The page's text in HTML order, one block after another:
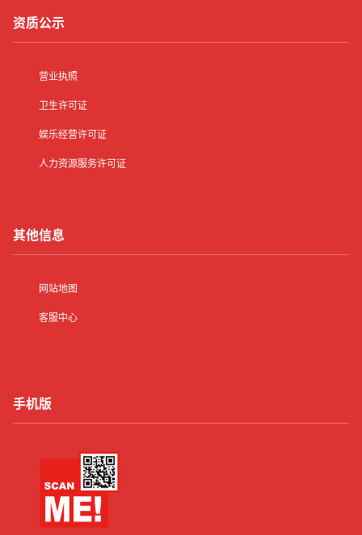
资质公示
营业执照
卫生许可证
娱乐经营许可证
人力资源服务许可证
其他信息
网站地图
客服中心
手机版